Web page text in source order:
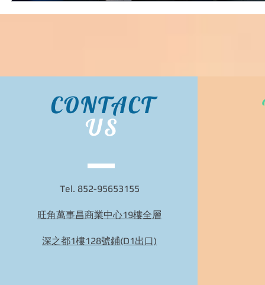
CONTACT
US
Tel. 852-95653155
旺角萬事昌商業中心19樓全層
深之都1樓128號鋪(D1出口)